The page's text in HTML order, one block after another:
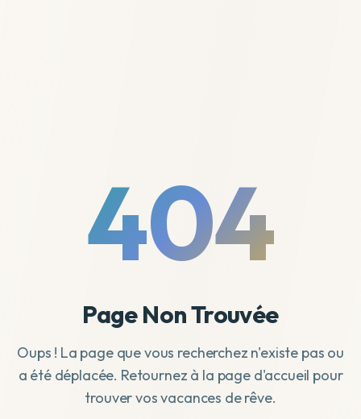
404
Page Non Trouvée
Oups ! La page que vous recherchez n'existe pas ou
a été déplacée. Retournez à la page d'accueil pour
trouver vos vacances de rêve.